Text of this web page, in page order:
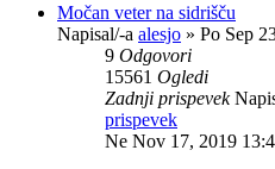
Močan veter na sidrišču
Napisal/-a alesjo » Po Sep
9 Odgovori
15561 Ogledi
Zadnji prispevek
prispevek
Ne Nov 17, 2019